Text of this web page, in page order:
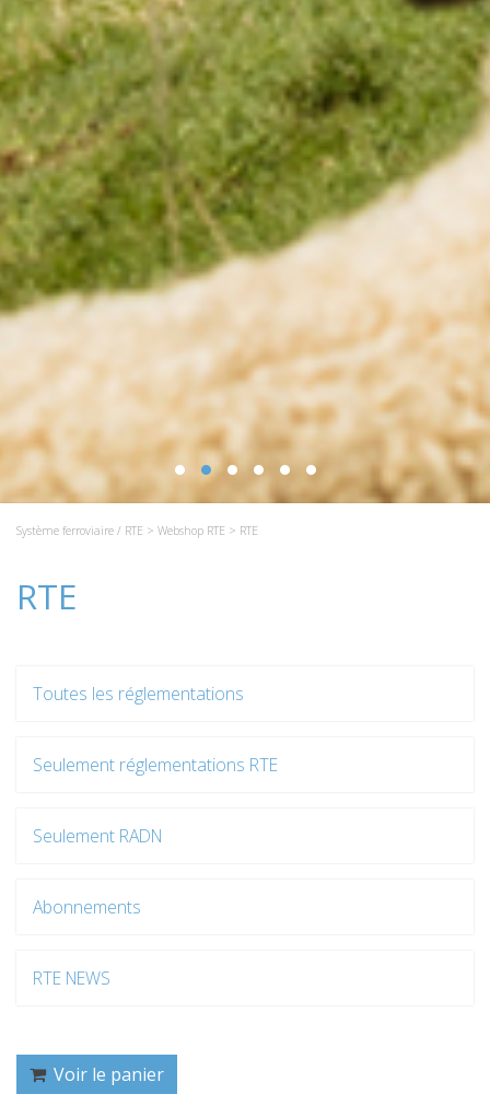
Système ferroviaire / RTE > Webshop RTE > RTE
RTE
Toutes les réglementations
Seulement réglementations RTE
Seulement RADN
Abonnements
RTE NEWS
Voir le panier